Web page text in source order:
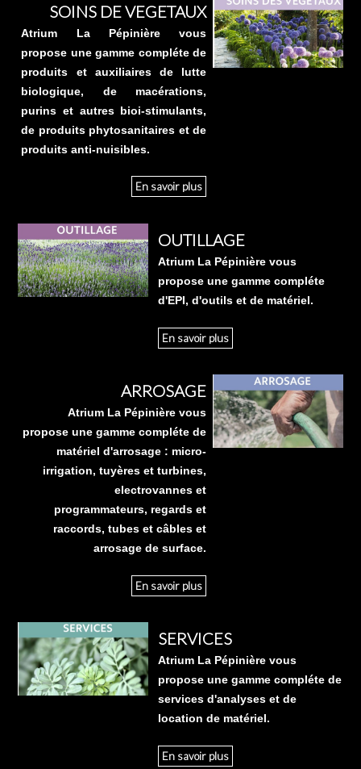
SOINS DE VEGETAUX
Atrium La Pépinière vous
propose une gamme compléte de
produits et auxiliaires de lutte
biologique, de macérations,
purins et autres bioi-stimulants,
de produits phytosanitaires et de
produits anti-nuisibles.
En savoir plus
OUTILLAGE
Atrium La Pépinière vous
propose une gamme compléte
d'EPI, d'outils et de matériel.
En savoir plus
ARROSAGE
Atrium La Pépinière vous
propose une gamme compléte de
matériel d'arrosage : micro-
irrigation, tuyères et turbines,
electrovannes et
programmateurs, regards et
raccords, tubes et câbles et
arrosage de surface.
En savoir plus
SERVICES
Atrium La Pépinière vous
propose une gamme compléte de
services d'analyses et de
location de matériel.
En savoir plus